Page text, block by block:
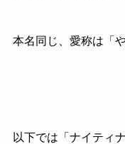
本名同じ、愛称は「や
以下では「ナイティ